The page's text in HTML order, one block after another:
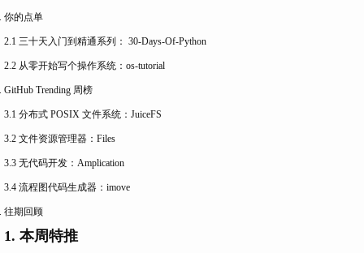
你的点单
2.1 三十天入门到精通系列： 30-Days-Of-Python
2.2 从零开始写个操作系统：os-tutorial
GitHub Trending 周榜
3.1 分布式 POSIX 文件系统：JuiceFS
3.2 文件资源管理器：Files
3.3 无代码开发：Amplication
3.4 流程图代码生成器：imove
往期回顾
1. 本周特推